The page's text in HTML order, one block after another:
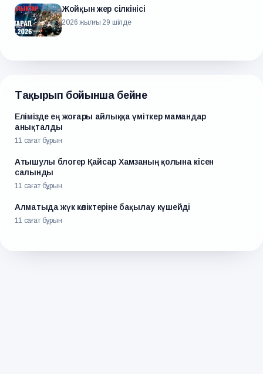
Жойқын жер сілкінісі
2026 жылғы 29 шілде
Тақырып бойынша бейне
Елімізде ең жоғары айлыққа үміткер мамандар
анықталды
11 сағат бұрын
Атышулы блогер Қайсар Хамзаның қолына кісен
салынды
11 сағат бұрын
Алматыда жүк көліктеріне бақылау күшейді
11 сағат бұрын